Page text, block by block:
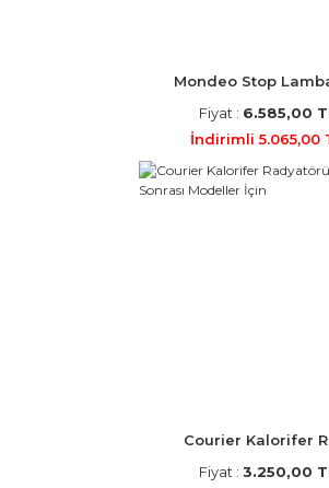
Mondeo Stop
Fiyat : 6.585,00
İndirimli 5.065,00
Courier Kalorifer
Fiyat : 3.250,00